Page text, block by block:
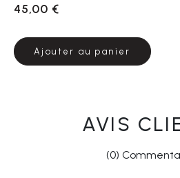
45,00 €
Ajouter au panier
AVIS
(0)